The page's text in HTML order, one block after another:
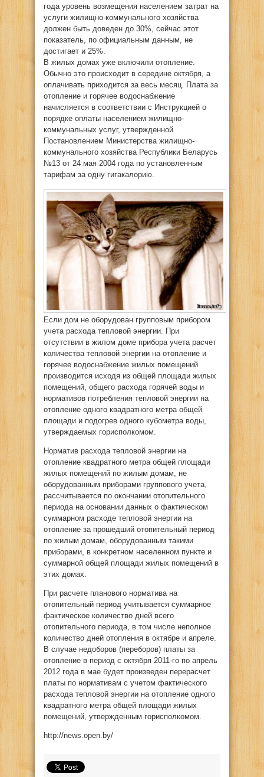
года уровень возмещения населением затрат на
услуги жилищно-коммунального хозяйства
должен быть доведен до 30%, сейчас этот
показатель, по официальным данным, не
достигает и 25%.
В жилых домах уже включили отопление.
Обычно это происходит в середине октября, а
оплачивать приходится за весь месяц. Плата за
отопление и горячее водоснабжение
начисляется в соответствии с Инструкцией о
порядке оплаты населением жилищно-
коммунальных услуг, утвержденной
Постановлением Министерства жилищно-
коммунального хозяйства Республики Беларусь
№13 от 24 мая 2004 года по установленным
тарифам за одну гигакалорию.
Если дом не оборудован групповым прибором
учета расхода тепловой энергии. При
отсутствии в жилом доме прибора учета расчет
количества тепловой энергии на отопление и
горячее водоснабжение жилых помещений
производится исходя из общей площади жилых
помещений, общего расхода горячей воды и
нормативов потребления тепловой энергии на
отопление одного квадратного метра общей
площади и подогрев одного кубометра воды,
утверждаемых горисполкомом.
Норматив расхода тепловой энергии на
отопление квадратного метра общей площади
жилых помещений по жилым домам, не
оборудованным приборами группового учета,
рассчитывается по окончании отопительного
периода на основании данных о фактическом
суммарном расходе тепловой энергии на
отопление за прошедший отопительный период
по жилым домам, оборудованным такими
приборами, в конкретном населенном пункте и
суммарной общей площади жилых помещений в
этих домах.
При расчете планового норматива на
отопительный период учитывается суммарное
фактическое количество дней всего
отопительного периода, в том числе неполное
количество дней отопления в октябре и апреле.
В случае недоборов (переборов) платы за
отопление в период с октября 2011-го по апрель
2012 года в мае будет произведен перерасчет
платы по нормативам с учетом фактического
расхода тепловой энергии на отопление одного
квадратного метра общей площади жилых
помещений, утвержденным горисполкомом.
http://news.open.by/